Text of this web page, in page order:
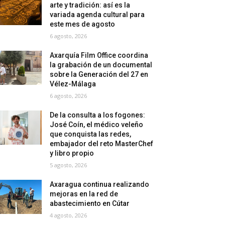
arte y tradición: así es la
variada agenda cultural para
este mes de agosto
6 agosto, 2026
Axarquía Film Office coordina
la grabación de un documental
sobre la Generación del 27 en
Vélez-Málaga
6 agosto, 2026
De la consulta a los fogones:
José Coín, el médico veleño
que conquista las redes,
embajador del reto MasterChef
y libro propio
5 agosto, 2026
Axaragua continua realizando
mejoras en la red de
abastecimiento en Cútar
4 agosto, 2026